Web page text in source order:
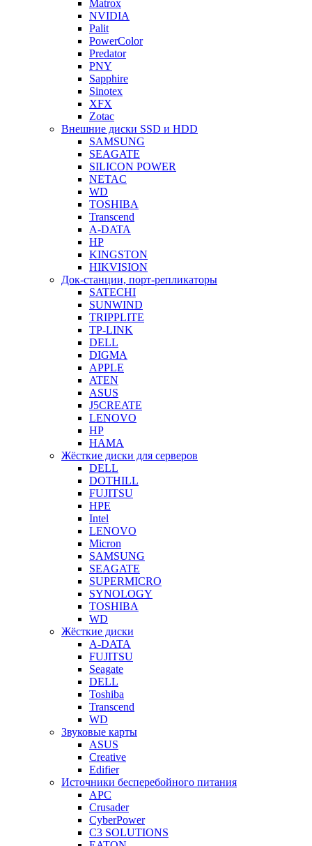
Matrox
NVIDIA
Palit
PowerColor
Predator
PNY
Sapphire
Sinotex
XFX
Zotac
Внешние диски SSD и HDD
SAMSUNG
SEAGATE
SILICON POWER
NETAC
WD
TOSHIBA
Transcend
A-DATA
HP
KINGSTON
HIKVISION
Док-станции, порт-репликаторы
SATECHI
SUNWIND
TRIPPLITE
TP-LINK
DELL
DIGMA
APPLE
ATEN
ASUS
J5CREATE
LENOVO
HP
HAMA
Жёсткие диски для серверов
DELL
DOTHILL
FUJITSU
HPE
Intel
LENOVO
Micron
SAMSUNG
SEAGATE
SUPERMICRO
SYNOLOGY
TOSHIBA
WD
Жёсткие диски
A-DATA
FUJITSU
Seagate
DELL
Toshiba
Transcend
WD
Звуковые карты
ASUS
Creative
Edifier
Источники бесперебойного питания
APC
Crusader
CyberPower
C3 SOLUTIONS